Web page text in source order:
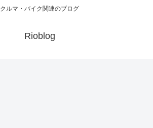
クルマ・バイク関連のブログ
Rioblog